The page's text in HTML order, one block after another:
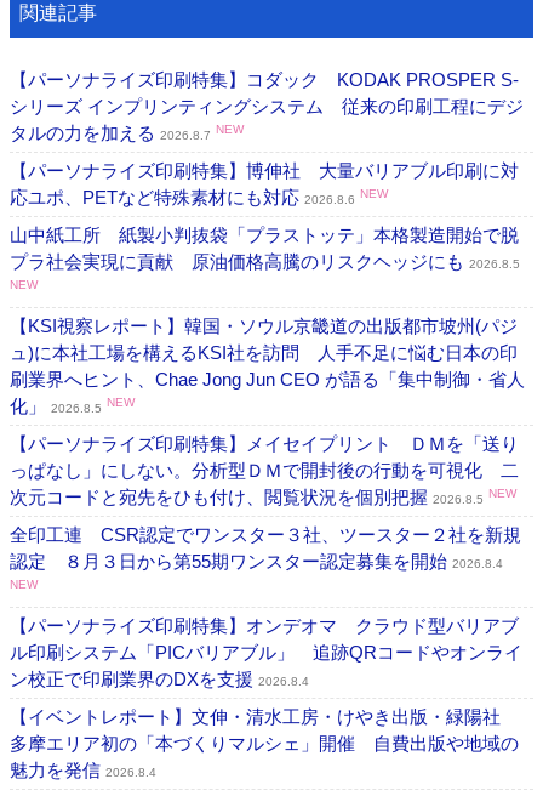
関連記事
【パーソナライズ印刷特集】コダック KODAK PROSPER S-
シリーズ インプリンティングシステム 従来の印刷工程にデジ
タルの力を加える 2026.8.7 NEW
【パーソナライズ印刷特集】博伸社 大量バリアブル印刷に対
応ユポ、PETなど特殊素材にも対応 2026.8.6 NEW
山中紙工所 紙製小判抜袋「プラストッテ」本格製造開始で脱
プラ社会実現に貢献 原油価格高騰のリスクヘッジにも 2026.8.5
NEW
【KSI視察レポート】韓国・ソウル京畿道の出版都市坡州(パジ
ュ)に本社工場を構えるKSI社を訪問 人手不足に悩む日本の印
刷業界へヒント、Chae Jong Jun CEO が語る「集中制御・省人
化」
2026.8.5 NEW
【パーソナライズ印刷特集】メイセイプリント ＤＭを「送り
っぱなし」にしない。分析型ＤＭで開封後の行動を可視化 二
次元コードと宛先をひも付け、閲覧状況を個別把握 2026.8.5 NEW
全印工連 CSR認定でワンスター３社、ツースター２社を新規
認定 ８月３日から第55期ワンスター認定募集を開始 2026.8.4
NEW
【パーソナライズ印刷特集】オンデオマ クラウド型バリアブ
ル印刷システム「PICバリアブル」 追跡QRコードやオンライ
ン校正で印刷業界のDXを支援 2026.8.4
【イベントレポート】文伸・清水工房・けやき出版・緑陽社
多摩エリア初の「本づくりマルシェ」開催 自費出版や地域の
魅力を発信 2026.8.4